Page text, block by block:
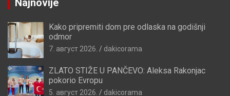
Najnovije
Kako pripremiti dom pre odlaska na godišnji
odmor
7. август 2026. dakicorama
ZLATO STIŽE U PANČEVO: Aleksa Rakonjac
pokorio Evropu
5. август 2026. dakicorama